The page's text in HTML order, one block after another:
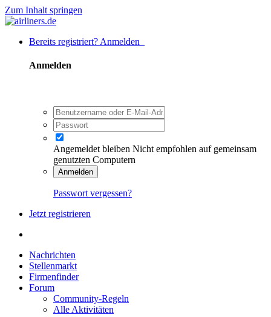
Zum Inhalt springen
Bereits registriert? Anmelden
Anmelden
Angemeldet bleiben Nicht empfohlen auf gemeinsam
genutzten Computern
Anmelden
Passwort vergessen?
Jetzt registrieren
Nachrichten
Stellenmarkt
Firmenfinder
Forum
Community-Regeln
Alle Aktivitäten